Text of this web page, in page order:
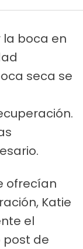
boca en
seca se
ofrecían
Katie
el
post de